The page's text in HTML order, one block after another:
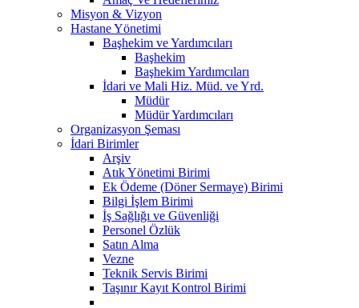
Misyon & Vizyon
Hastane Yönetimi
Başhekim ve Yardımcıları
Başhekim
Başhekim Yardımcıları
İdari ve Mali Hiz. Müd. ve Yrd.
Müdür
Müdür Yardımcıları
Organizasyon Şeması
İdari Birimler
Arşiv
Atık Yönetimi Birimi
Ek Ödeme (Döner Sermaye) Birimi
Bilgi İşlem Birimi
İş Sağlığı ve Güvenliği
Personel Özlük
Satın Alma
Vezne
Teknik Servis Birimi
Taşınır Kayıt Kontrol Birimi